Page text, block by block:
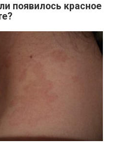
появилось красное